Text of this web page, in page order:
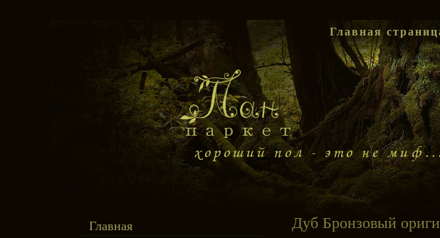
Главная
Главная
Дуб Бронзовый